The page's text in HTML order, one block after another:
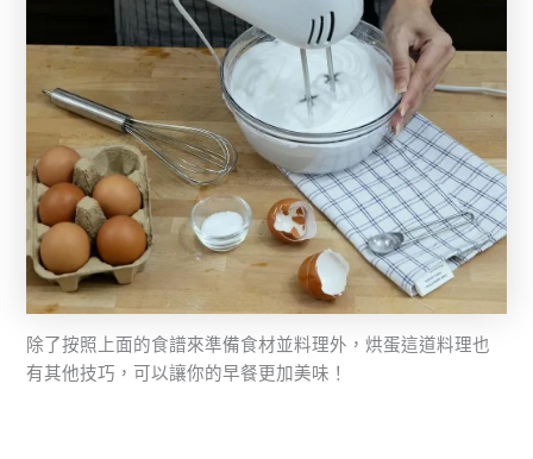
除了按照上面的食譜來準備食材並料理外，烘蛋這道料理也
有其他技巧，可以讓你的早餐更加美味！